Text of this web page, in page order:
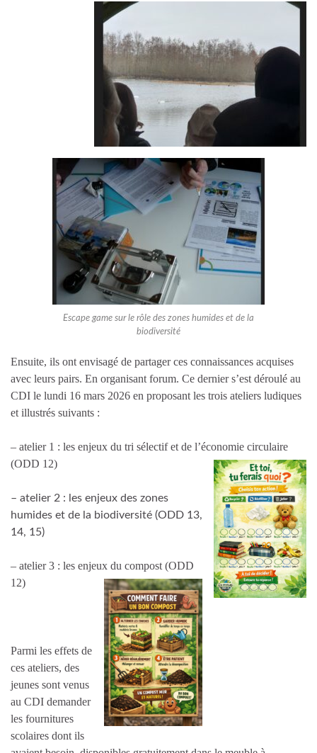
Escape game sur le rôle des zones humides et de la
biodiversité
Ensuite, ils ont envisagé de partagerces connaissances acquises
avec leurs pairs. En organisant forum. Ce dernier s’est déroulé au
CDI le lundi 16 mars 2026 en proposant les trois ateliers ludiques
et illustrés suivants :
– atelier 1 : les enjeux du tri sélectif et de l’économie circulaire
(ODD 12)
– atelier 2 : les enjeux des zones
humides et de la biodiversité (ODD 13,
14, 15)
– atelier 3 : les enjeux du compost (ODD
12)
Parmi les effets de
ces ateliers, des
jeunes sont venus
au CDI demander
les fournitures
scolaires dont ils